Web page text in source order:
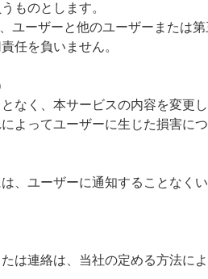
ものとします。
ユーザーと他のユーザーまたは
任を負いません。
なく、本サービスの内容を変更
よってユーザーに生じた損害に
、ユーザーに通知することなく
は連絡は、当社の定める方法に